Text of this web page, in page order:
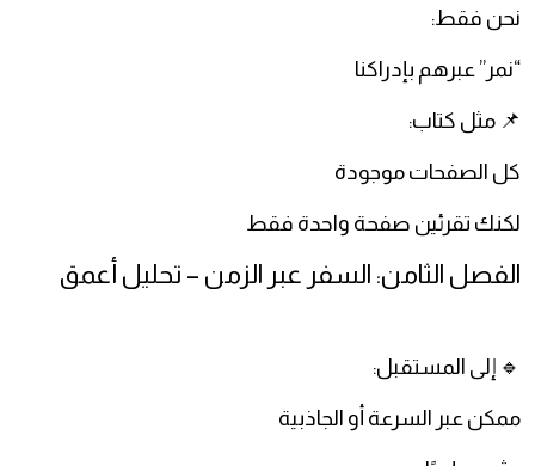
نحن فقط:
“نمر” عبرهم بإدراكنا
📌 مثل كتاب:
كل الصفحات موجودة
لكنك تقرئين صفحة واحدة فقط
الفصل الثامن: السفر عبر الزمن – تحليل أعمق
🔹 إلى المستقبل:
ممكن عبر السرعة أو الجاذبية